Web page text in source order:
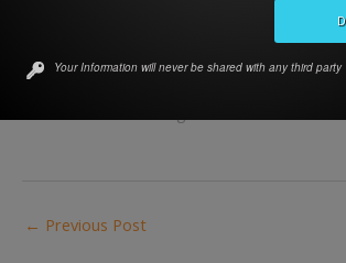
Belanda
← Previous Post
Your Information will never be shared with any third party